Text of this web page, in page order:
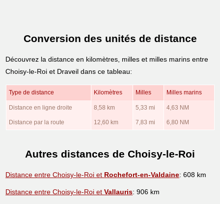
Conversion des unités de distance
Découvrez la distance en kilomètres, milles et milles marins entre
Choisy-le-Roi et Draveil dans ce tableau:
Type de distance Kilomètres Milles Milles marins
Distance en ligne droite 8,58 km 5,33 mi 4,63 NM
Distance par la route 12,60 km 7,83 mi 6,80 NM
Autres distances de Choisy-le-Roi
Distance entre Choisy-le-Roi et Rochefort-en-Valdaine: 608 km
Distance entre Choisy-le-Roi etVallauris: 906 km